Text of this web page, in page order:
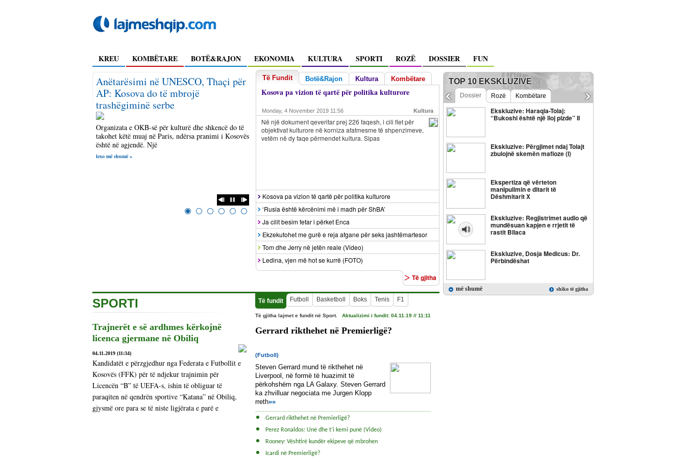
KREU KOMBËTARE BOTË&RAJON EKONOMIA KULTURA SPORTI ROZË DOSSIER FUN
Anëtarësimi në UNESCO, Thaçi për
AP: Kosova do të mbrojë
trashëgiminë serbe
Organizata e OKB-së për kulturë dhe shkencë do të
takohet këtë muaj në Paris, ndërsa pranimi i Kosovës
është në agjendë. Një
lexo më shumë »
Rrezik për luftë civile
Nëse pozita dhe opozita nuk merren vesh për
tejkalimin e krizës parlamentare, atëherë rreziku për
një konflikt brenda shqiptarëve është shumë i
O’Connell: Të korruptuarit s’po
ndëshkohen
Korrupsioni sistematik dhe institucional, mungesa e
kulturës së mosndëshkimit për individët që janë të
zhytur në krim të organizuar dhe korrupsion,
Prokuroria kërkon rigjykimin e
Fatmir Limajt për krime lufte
Nëse Gjykata e Apelit aprovon ankesën e
lexo më shumë »
Të Fundit Botë&Rajon Kultura Kombëtare
Kosova pa vizion të qartë për politika kulturore
Monday, 4 November 2019 11:56 Kultura
Në një dokument qeveritar prej 226 faqesh, i cili flet për
objektivat kulturore në korniza afatmesme të shpenzimeve,
vetëm në dy faqe përmendet kultura. Sipas
> Kosova pa vizion të qartë për politika kulturore
>‘Rusia është kërcënimi më i madh për ShBA’
>Ja cilit besim fetar i përket Enca
> Ekzekutohet me gurë e reja afgane për seks jashtëmartesor
>Tom dhe Jerry në jetën reale (Video)
> Ledina, vjen më hot se kurrë (FOTO)
> Të gjitha
SPORTI
Trajnerët e së ardhmes kërkojnë
licenca gjermane në Obiliq
04.11.2019 (11:34)
Kandidatët e përzgjedhur nga Federata e Futbollit e
Kosovës (FFK) për të ndjekur trajnimin për
Licencën “B” të UEFA-s, ishin të obliguar të
paraqiten në qendrën sportive “Katana” në Obiliq,
gjysmë ore para se të niste ligjërata e parë e
Të fundit Futboll Basketboll Boks Tenis F1
Të gjitha lajmet e fundit në Sport. Aktualizimi i fundit: 04.11.19 // 11:11
Gerrard rikthehet në Premierligë?
(Futboll)
Steven Gerrard mund të rikthehet në
Liverpool, në formë të huazimit të
përkohshëm nga LA Galaxy. Steven Gerrard
ka zhvilluar negociata me Jurgen Klopp
rreth»»
Gerrard rikthehet në Premierligë?
Perez Ronaldos: Unë dhe t’i kemi punë (Video)
Rooney: Vështirë kundër ekipeve që mbrohen
Icardi në Premierligë?
TOP 10 EKSKLUZIVE
Dossier Rozë Kombëtare
< >
Ekskluzive: Haraqia-Tolaj:
“Bukoshi është një lloj pizde” II
Ekskluzive: Përgjimet ndaj Tolajt
zbulojnë skemën mafioze (I)
Ekspertiza që vërteton
manipulimin e ditarit të
Dëshmitarit X
Ekskluzive: Regjistrimet audio që
mundësuan kapjen e rrjetit të
rastit Bllaca
Ekskluzive, Dosja Medicus: Dr.
Përbindëshat
Ekskluzive: Dëshmitari X,
dëshmia që kurrë s’u dëgjua (III)
më shumë shiko të gjitha